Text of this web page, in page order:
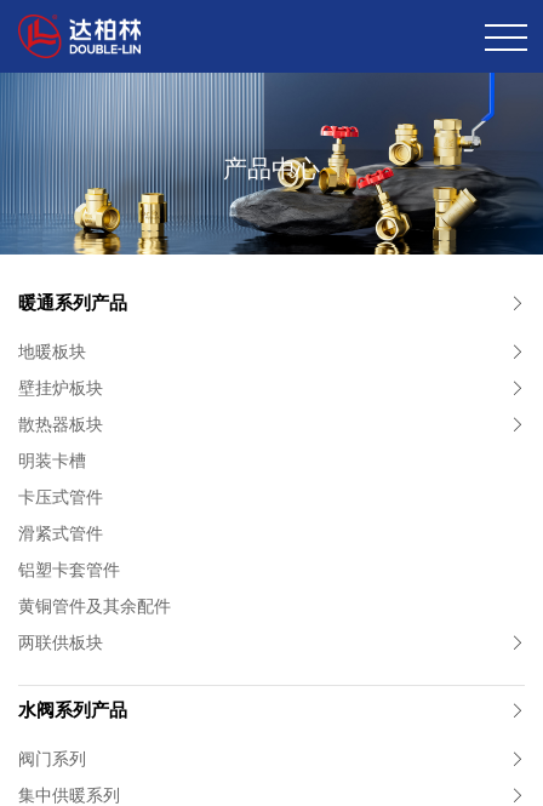
产品中心
暖通系列产品
地暖板块
壁挂炉板块
散热器板块
明装卡槽
卡压式管件
滑紧式管件
铝塑卡套管件
黄铜管件及其余配件
两联供板块
水阀系列产品
阀门系列
集中供暖系列